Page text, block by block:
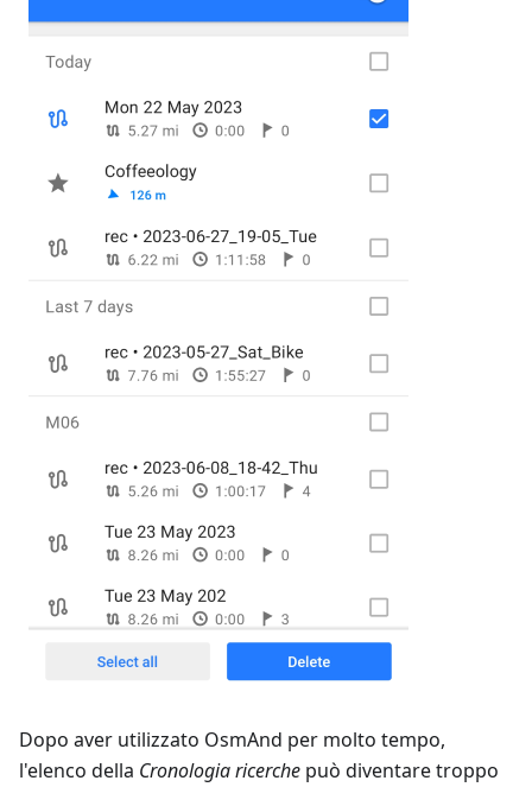
Dopo aver utilizzato OsmAnd per molto tempo,
l'elenco della Cronologia ricerche può diventare troppo